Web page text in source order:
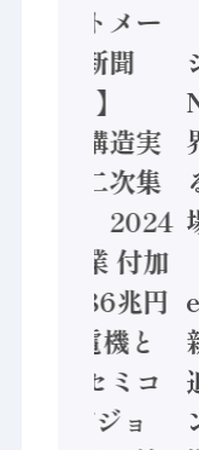
【オートメー
ション新聞
No.455】
「経済構造実
態調査二次集
計結果」2024
年製造業 付加
価値額86兆円
/ 三菱電機と
ソニーセミコ
ン AIビジョ